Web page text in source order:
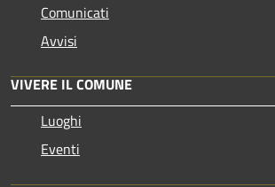
Comunicati
Avvisi
VIVERE IL COMUNE
Luoghi
Eventi